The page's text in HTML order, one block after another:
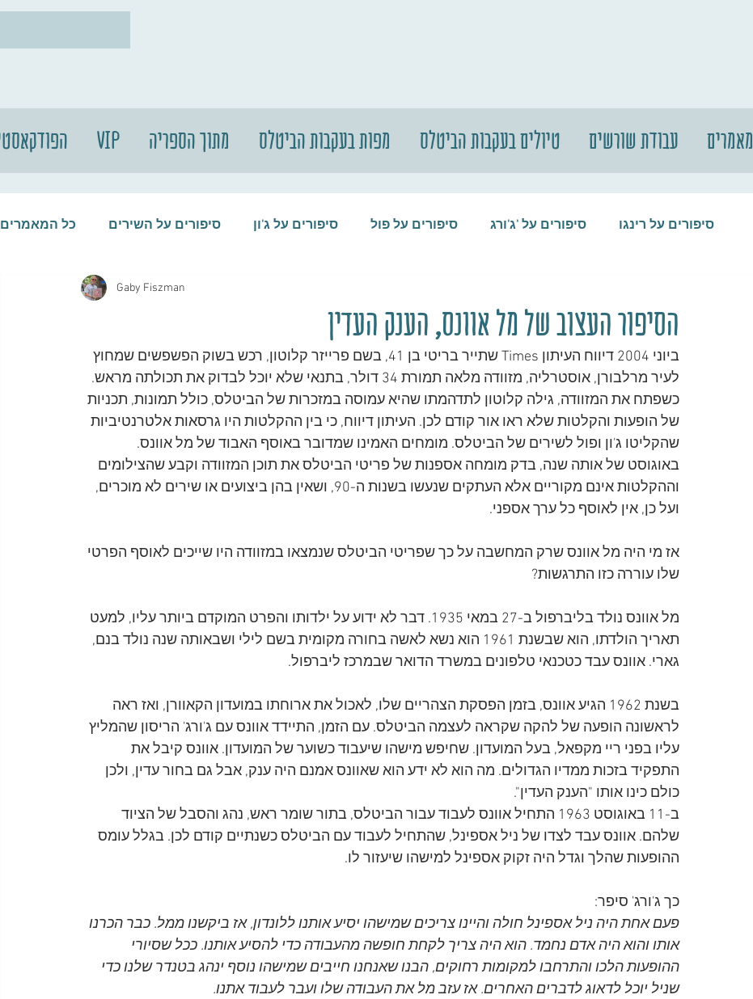
VIP מתוך הספריה מפות בעקבות הביטלס טיולים בעקבות הביטלס עבודת שורשים מאמרים
כל המאמרים סיפורים על השירים סיפורים על ג'ון סיפורים על פול סיפורים על 'ג'ורג סיפורים על רינגו
סיפורים על הביטלס סיפורים על התקליטים
הסיפור העצוב של מל אוונס, הענק העדין
Gaby Fiszman
ביוני 2004 דיווח העיתון Times שתייר בריטי בן 41, בשם ​​פרייזר קלוטון, רכש בשוק הפשפשים שמחוץ
לעיר מרלבורן, אוסטרליה, מזוודה מלאה תמורת 34 דולר, בתנאי שלא יוכל לבדוק את תכולתה מראש.
כשפתח את המזוודה, גילה קלוטון לתדהמתו שהיא עמוסה במזכרות של הביטלס, כולל תמונות, תכניות
של הופעות והקלטות שלא ראו אור קודם לכן. העיתון דיווח, כי בין ההקלטות היו גרסאות אלטרנטיביות
שהקליטו ג'ון ופול לשירים של הביטלס. מומחים האמינו שמדובר באוסף האבוד של מל אוונס.
באוגוסט של אותה שנה, בדק מומחה אספנות של פריטי הביטלס את תוכן המזוודה וקבע שהצילומים
וההקלטות אינם מקוריים אלא העתקים שנעשו בשנות ה-90, ושאין בהן ביצועים או שירים לא מוכרים,
ועל כן, אין לאוסף כל ערך אספני.
אז מי היה מל אוונס שרק המחשבה על כך שפריטי הביטלס שנמצאו במזוודה היו שייכים לאוסף הפרטי
שלו עוררה כזו התרגשות?
מל אוונס נולד בליברפול ב-27 במאי 1935. דבר לא ידוע על ילדותו והפרט המוקדם ביותר עליו, למעט
תאריך הולדתו, הוא שבשנת 1961 הוא נשא לאשה בחורה מקומית בשם לילי ושבאותה שנה נולד בנם,
גארי. אוונס עבד כטכנאי טלפונים במשרד הדואר שבמרכז ליברפול.
בשנת 1962 הגיע אוונס, בזמן הפסקת הצהריים שלו, לאכול את ארוחתו במועדון הקאוורן, ואז ראה
לראשונה הופעה של להקה שקראה לעצמה הביטלס. עם הזמן, התיידד אוונס עם ג'ורג' הריסון שהמליץ
עליו בפני ריי מקפאל, בעל המועדון. שחיפש מישהו שיעבוד כשוער של המועדון. אוונס קיבל את
התפקיד בזכות ממדיו הגדולים. מה הוא לא ידע הוא שאוונס אמנם היה ענק, אבל גם בחור עדין, ולכן
כולם כינו אותו "הענק העדין".
ב-11 באוגוסט 1963 התחיל אוונס לעבוד עבור הביטלס, בתור שומר ראש, נהג והסבל של הציוד
שלהם. אוונס עבד לצדו של ניל אספינל, שהתחיל לעבוד עם הביטלס כשנתיים קודם לכן. בגלל עומס
ההופעות שהלך וגדל היה זקוק אספינל למישהו שיעזור לו.
כך ג'ורג' סיפר:
פעם אחת היה ניל אספינל חולה והיינו צריכים שמישהו יסיע אותנו ללונדון, אז ביקשנו ממל. כבר הכרנו
אותו והוא היה אדם נחמד. הוא היה צריך לקחת חופשה מהעבודה כדי להסיע אותנו. ככל שסיורי
ההופעות הלכו והתרחבו למקומות רחוקים, הבנו שאנחנו חייבים שמישהו נוסף ינהג בטנדר שלנו כדי
שניל יוכל לדאוג לדברים האחרים. אז עזב מל את העבודה שלו ועבר לעבוד אתנו.